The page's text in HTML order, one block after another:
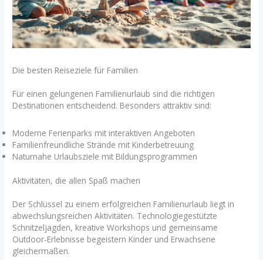
Die besten Reiseziele für Familien
Für einen gelungenen Familienurlaub sind die richtigen
Destinationen entscheidend. Besonders attraktiv sind:
Moderne Ferienparks mit interaktiven Angeboten
Familienfreundliche Strände mit Kinderbetreuung
Naturnahe Urlaubsziele mit Bildungsprogrammen
Aktivitäten, die allen Spaß machen
Der Schlüssel zu einem erfolgreichen Familienurlaub liegt in
abwechslungsreichen Aktivitäten. Technologiegestützte
Schnitzeljagden, kreative Workshops und gemeinsame
Outdoor-Erlebnisse begeistern Kinder und Erwachsene
gleichermaßen.